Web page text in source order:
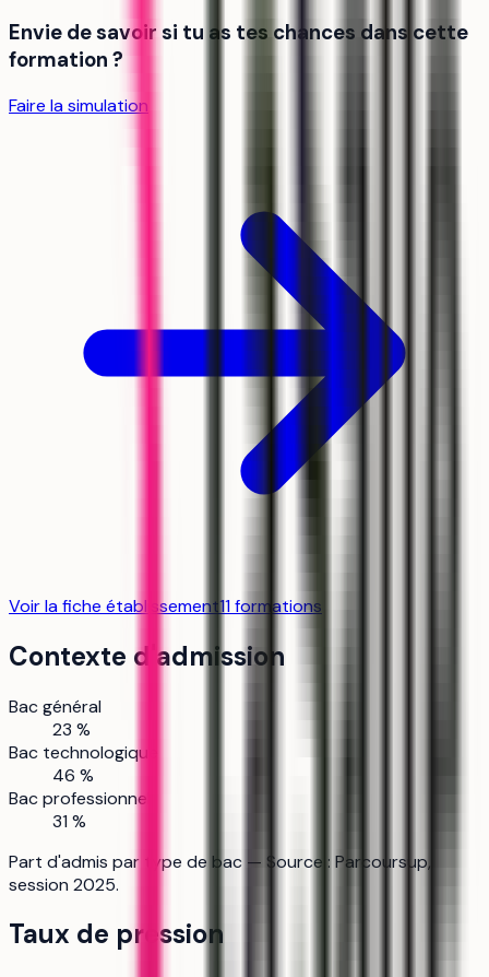
Envie de savoir si tu as tes chances dans cette
formation ?
Faire la simulation
Voir la fiche établissement11formations
Contexte d'admission
Bac général
23 %
Bac technologique
46 %
Bac professionnel
31 %
Part d'admis par type de bac — Source : Parcoursup,
session 2025.
Taux de pression